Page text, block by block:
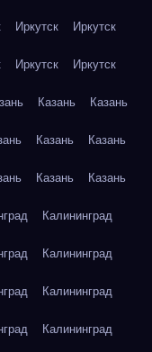
Иркутск Иркутск
Иркутск Иркутск
Казань Казань
Казань Казань
Казань Казань
Калининград
Калининград
Калининград
Калининград